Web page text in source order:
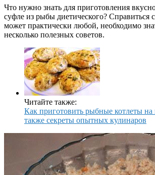
Что нужно знать для приготовления
суфле из рыбы диетического? Справиться
может практически любой, необходимо
несколько полезных советов.
Читайте также:
Как приготовить рыбные котлеты на
также секреты опытных кулинаров